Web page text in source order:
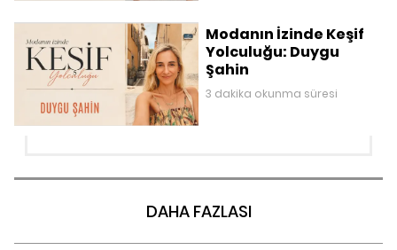
Modanın İzinde Keşif
Yolculuğu: Duygu
Şahin
3 dakika okunma süresi
DAHA FAZLASI